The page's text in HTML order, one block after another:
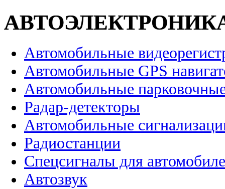
Автомобильные
Автомобильные GPS
Автомобильные
Радар-детекторы
Автомобильные
Радиостанции
Спецсигналы для
Автозвук